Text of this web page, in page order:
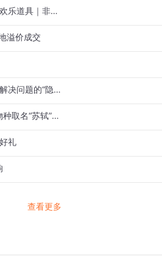
农耕文化迎新春 四川华蓥农村传统用具成为欢乐道具｜非遗春节
溢价成交
约阿希姆·弗兰克：艺术创作能助科学家找到解决问题的“隐喻”｜比亚迪·封面对话诺奖得主
长江首次发现无爪蜉！“寄蜉蝣于天地”，新物种取名“苏轼”｜封面头条
礼
查看更多